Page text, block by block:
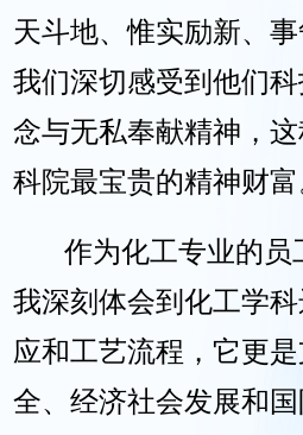
天斗地、惟实励新、事
我们深切感受到他们
念与无私奉献精神，
科院最宝贵的精神财富
作为化工专业的员
我深刻体会到化工学
应和工艺流程，它更
全、经济社会发展和